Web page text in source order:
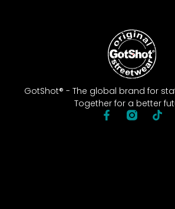
GotShot® - The global brand for
Together for a better